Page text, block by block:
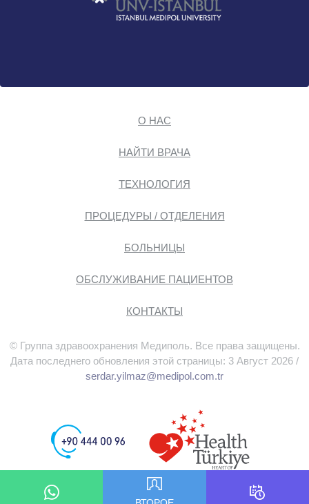
О НАС
НАЙТИ ВРАЧА
ТЕХНОЛОГИЯ
ПРОЦЕДУРЫ / ОТДЕЛЕНИЯ
БОЛЬНИЦЫ
ОБСЛУЖИВАНИЕ ПАЦИЕНТОВ
КОНТАКТЫ
© Группа здравоохранения Медиполь. Все права защищены.
Дата последнего обновления этой страницы: 3 Август 2026 /
serdar.yilmaz@medipol.com.tr